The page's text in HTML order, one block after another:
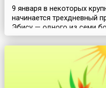
9 января в некоторых
начинается трехдневный
Эбису — одного из семи
считается богом
торговцев. Предание
направила Эбису на
чтобы он сам добывал
Эбису издавна считается